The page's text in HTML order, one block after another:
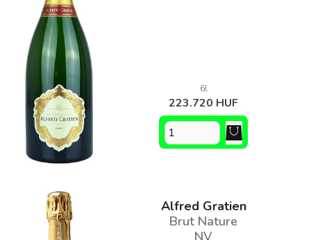
6l
223.720 HUF
Alfred Gratien
Brut Nature
NV